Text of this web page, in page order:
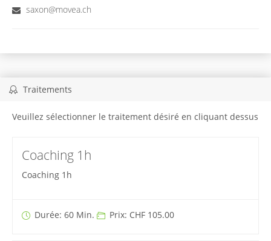
saxon@movea.ch
Traitements
Veuillez sélectionner le traitement désiré en cliquant dessus
Coaching 1h
Coaching 1h
Durée: 60 Min. Prix: CHF 105.00